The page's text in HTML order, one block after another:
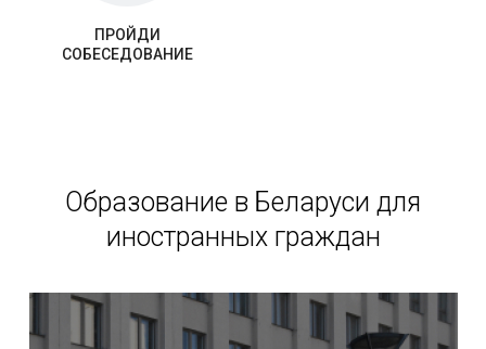
ПРОЙДИ
СОБЕСЕДОВАНИЕ
Образование в Беларуси для
иностранных граждан